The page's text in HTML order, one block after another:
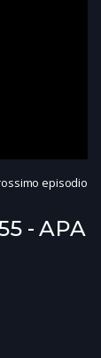
episodio
- APA